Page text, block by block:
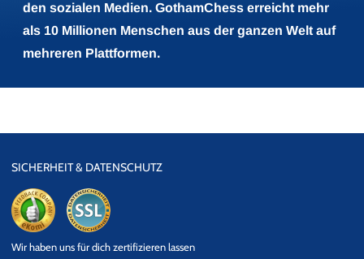
den sozialen Medien. GothamChess erreicht mehr
als 10 Millionen Menschen aus der ganzen Welt auf
mehreren Plattformen.
SICHERHEIT & DATENSCHUTZ
Datensicherheit
Wir haben uns für dich zertifizieren lassen